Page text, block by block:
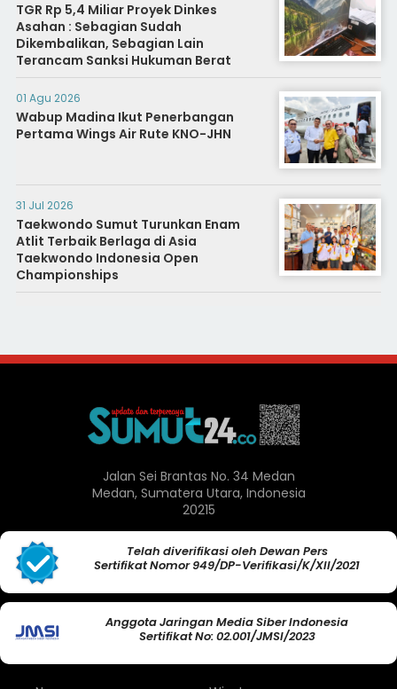
TGR Rp 5,4 Miliar Proyek Dinkes
Asahan : Sebagian Sudah
Dikembalikan, Sebagian Lain
Terancam Sanksi Hukuman Berat
01 Agu 2026
Wabup Madina Ikut Penerbangan
Pertama Wings Air Rute KNO-JHN
31 Jul 2026
Taekwondo Sumut Turunkan Enam
Atlit Terbaik Berlaga di Asia
Taekwondo Indonesia Open
Championships
Jalan Sei Brantas No. 34 Medan
Medan, Sumatera Utara, Indonesia
20215
Telah diverifikasi oleh Dewan Pers
Sertifikat Nomor 949/DP-Verifikasi/K/XII/2021
Anggota Jaringan Media Siber Indonesia
Sertifikat No: 02.001/JMSI/2023